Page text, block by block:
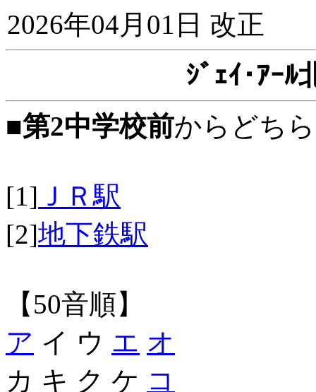
2026年04月01日 改正
ｼﾞｪｲ･ｱｰﾙ
■第2中学校前からどち
[1] ＪＲ駅
[2]地下鉄駅
【50音順】
ア イ ウ エ オ
カ キ ク ケ コ